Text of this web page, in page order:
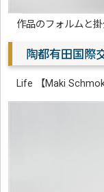
作品のフォルムと
陶都有田国際
Life 【Maki